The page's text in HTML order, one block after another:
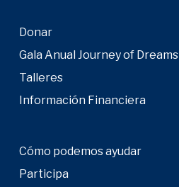
Donar
Gala Anual Journey of Dreams
Talleres
Información Financiera
Cómo podemos ayudar
Participa